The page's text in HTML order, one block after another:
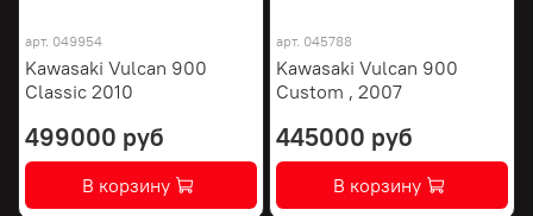
арт. 049954
Kawasaki Vulcan 900
Classic 2010
499000 руб
В корзину
арт. 045788
Kawasaki Vulcan 900
Custom , 2007
445000 руб
В корзину